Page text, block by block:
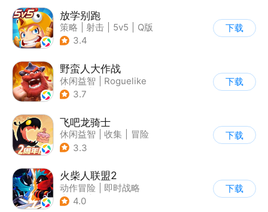
放学别跑
策略 射击 5v5
Q版
3.4
下载
野蛮人大作战
休闲益智
Roguelike
| 奇幻
3.7
下载
飞吧龙骑士
休闲益智 收集
冒险
| 宠物
3.3
下载
火柴人联盟2
动作冒险
即时战略
| 冒险
4.0
下载